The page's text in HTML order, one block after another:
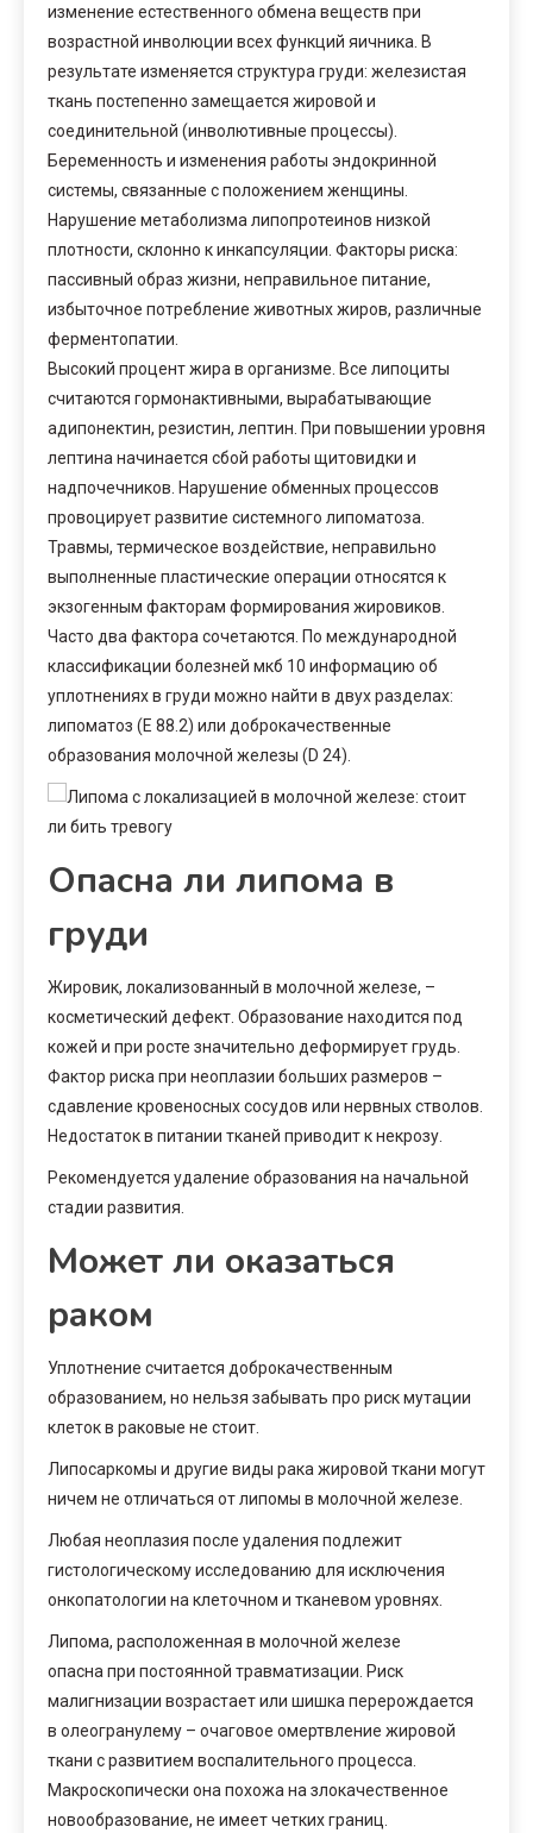
изменение естественного обмена веществ при
возрастной инволюции всех функций яичника. В
результате изменяется структура груди: железистая
ткань постепенно замещается жировой и
соединительной (инволютивные процессы).
Беременность и изменения работы эндокринной
системы, связанные с положением женщины.
Нарушение метаболизма липопротеинов низкой
плотности, склонно к инкапсуляции. Факторы риска:
пассивный образ жизни, неправильное питание,
избыточное потребление животных жиров, различные
ферментопатии.
Высокий процент жира в организме. Все липоциты
считаются гормонактивными, вырабатывающие
адипонектин, резистин, лептин. При повышении уровня
лептина начинается сбой работы щитовидки и
надпочечников. Нарушение обменных процессов
провоцирует развитие системного липоматоза.
Травмы, термическое воздействие, неправильно
выполненные пластические операции относятся к
экзогенным факторам формирования жировиков.
Часто два фактора сочетаются. По международной
классификации болезней мкб 10 информацию об
уплотнениях в груди можно найти в двух разделах:
липоматоз (Е 88.2) или доброкачественные
образования молочной железы (D 24).
Опасна ли липома в
груди
Жировик, локализованный в молочной железе, –
косметический дефект. Образование находится под
кожей и при росте значительно деформирует грудь.
Фактор риска при неоплазии больших размеров –
сдавление кровеносных сосудов или нервных стволов.
Недостаток в питании тканей приводит к некрозу.
Рекомендуется удаление образования на начальной
стадии развития.
Может ли оказаться
раком
Уплотнение считается доброкачественным
образованием, но нельзя забывать про риск мутации
клеток в раковые не стоит.
Липосаркомы и другие виды рака жировой ткани могут
ничем не отличаться от липомы в молочной железе.
Любая неоплазия после удаления подлежит
гистологическому исследованию для исключения
онкопатологии на клеточном и тканевом уровнях.
Липома, расположенная в молочной железе
опасна при постоянной травматизации. Риск
малигнизации возрастает или шишка перерождается
в олеогранулему – очаговое омертвление жировой
ткани с развитием воспалительного процесса.
Макроскопически она похожа на злокачественное
новообразование, не имеет четких границ.